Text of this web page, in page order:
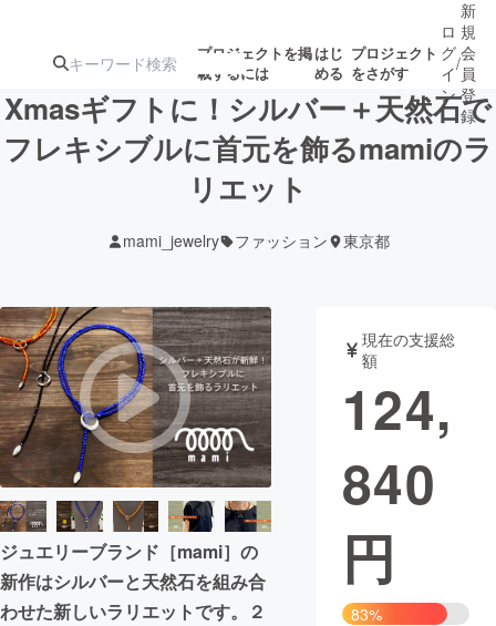
プロジェクトを掲
載するには
はじ
める
プロジェクト
をさがす
注目の新着プロ募集終了が近いプ
テクノロジー・ガジェット
映像・映画 書籍・雑誌
ビジネス・起業 チャレンジ
まちづくり・地域活性化
CAMPFIRE for Social Good
CAMPFIRE Creation
ロ
グ
イ
ン
/
新
規
会
員
登
録
Xmasギフトに！シルバー＋天然石で
フレキシブルに首元を飾るmamiのラ
リエット
mami_jewelry ファッション 東京都
ジュエリーブランド［mami］の
新作はシルバーと天然石を組み合
わせた新しいラリエットです。２
現在の支援総
額
124,
840
円
83%